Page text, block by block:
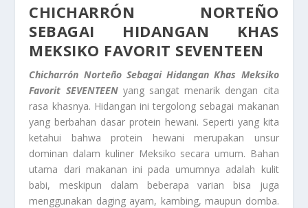
CHICHARRÓN NORTEÑO
SEBAGAI HIDANGAN KHAS
MEKSIKO FAVORIT SEVENTEEN
Chicharrón Norteño Sebagai Hidangan Khas Meksiko
Favorit SEVENTEENyang sangat menarik dengan cita
rasa khasnya. Hidangan ini tergolong sebagai makanan
yang berbahan dasar protein hewani. Seperti yang kita
ketahui bahwa protein hewani merupakan unsur
dominan dalam kuliner Meksiko secara umum. Bahan
utama dari makanan ini pada umumnya adalah kulit
babi, meskipun dalam beberapa varian bisa juga
menggunakan daging ayam, kambing, maupun domba.